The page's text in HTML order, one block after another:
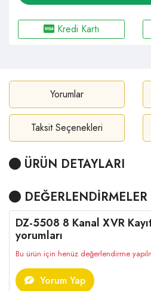
Kredi Kartı
Yorumlar
Taksit Seçenekleri
ÜRÜN DETAYLARI
DEĞERLENDİRMELER
DZ-5508 8 Kanal XVR
yorumları
Bu ürün için henüz değerlendirme
Yorum Yap